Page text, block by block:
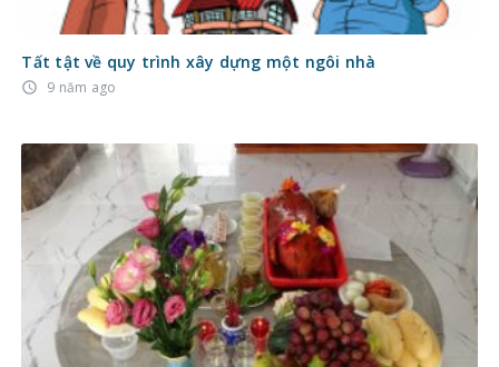
Tất tật về quy trình xây dựng một ngôi nhà
access_time 9 năm ago